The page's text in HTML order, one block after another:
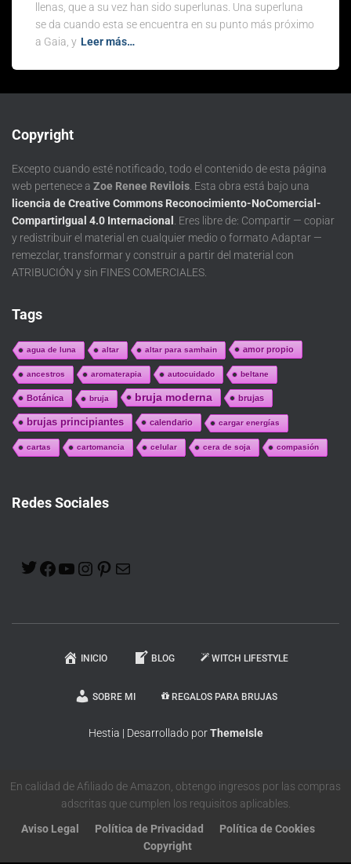
llenas, que a su vez han sido superlunas. Una superluna
se da cuando esta se encuentra en su punto más próximo
a Gaia, y Leer más…
Copyright
Excepto cuando esté notificado, todo el contenido de esta página
web pertenece a Zoe Renee Revilois . Esta obra está bajo una
licencia de Creative Commons Reconocimiento-NoComercial-
CompartirIgual 4.0 Internacional
. Eres libre de: Compartir — copiar
y redistribuir el material en cualquier medio o formato Adaptar —
remezclar, transformar y construir a partir del material con
ATRIBUCIÓN y sin FINES COMERCIALES.
Tags
agua de luna altar altar para samhain amor propio
ancestros aromaterapia autocuidado beltane
Botánica bruja bruja moderna brujas
brujas principiantes calendario cargar energías
cartas cartomancia celular cera de soja compasión
Redes Sociales
INICIO BLOG WITCH LIFESTYLE
SOBRE MI REGALOS PARA BRUJAS
Hestia | Desarrollado porThemeIsle
En calidad de Afiliado de Amazon, obtengo ingresos por las compras
adscritas que cumplen los requisitos aplicables.
Aviso Legal
Política de Privacidad
Política de Cookies
Copyright